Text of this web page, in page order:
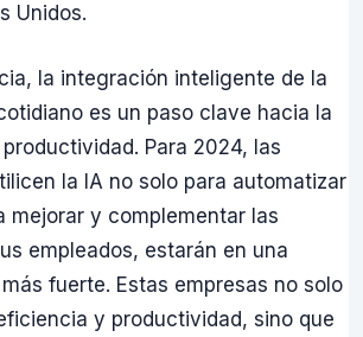
Unidos.
la integración inteligente de la
es un paso clave hacia la
Para 2024, las
la IA no solo para automatizar
mejorar y complementar las
empleados, estarán en una
fuerte. Estas empresas no solo
y productividad, sino que